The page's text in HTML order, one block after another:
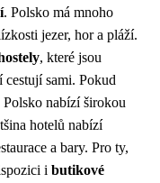
. Polsko má mnoho
jezer, hor a pláží.
, které jsou
cestují sami. Pokud
Polsko nabízí širokou
hotelů nabízí
a bary. Pro ty,
i butikové